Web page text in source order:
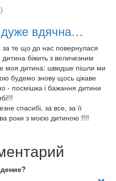
вдячна…
те що до нас повернулася
біжить з величезним
моя дитина: швидше пішли ми
будемо знову щось цікаве
- посмішка і бажання дитини
спасибі, за все, за її
роки з моєю дитиною !!!!